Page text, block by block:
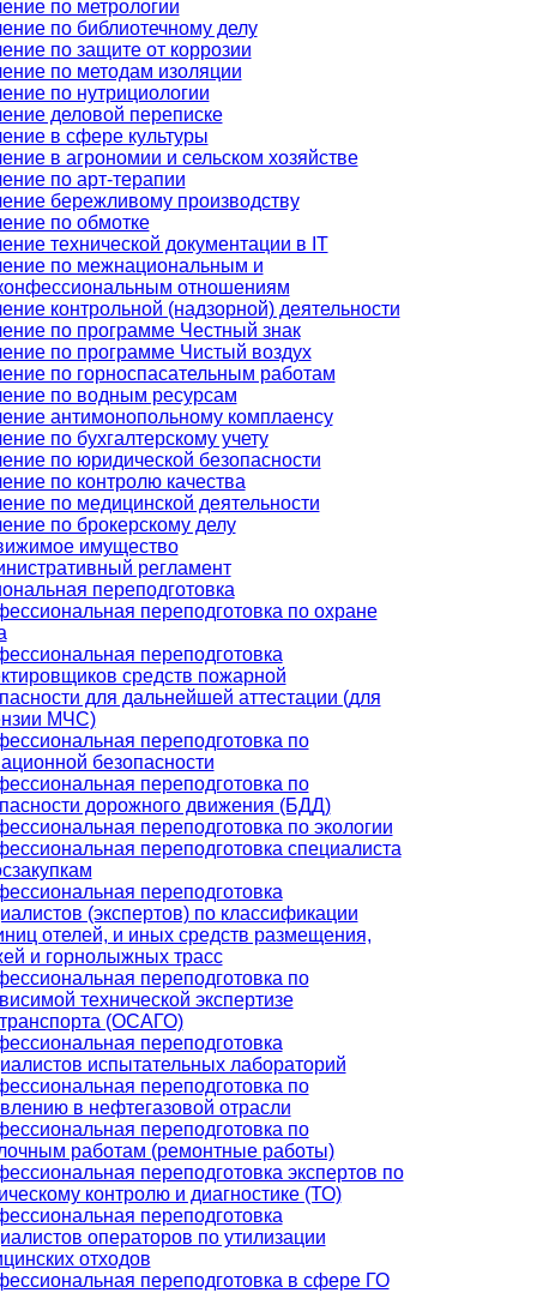
по метрологии
по библиотечному делу
по защите от коррозии
по методам изоляции
по нутрициологии
деловой переписке
в сфере культуры
в агрономии и сельском хозяйстве
по арт-терапии
бережливому производству
по обмотке
технической документации в IT
по межнациональным и
отношениям
контрольной (надзорной) деятельности
по программе Честный знак
по программе Чистый воздух
по горноспасательным работам
по водным ресурсам
антимонопольному комплаенсу
по бухгалтерскому учету
по юридической безопасности
по контролю качества
по медицинской деятельности
по брокерскому делу
имущество
регламент
переподготовка
переподготовка по охране
переподготовка
средств пожарной
для дальнейшей аттестации (для
МЧС)
переподготовка по
безопасности
переподготовка по
дорожного движения (БДД)
переподготовка по экологии
переподготовка специалиста
переподготовка
(экспертов) по классификации
отелей, и иных средств размещения,
и горнолыжных трасс
переподготовка по
технической экспертизе
(ОСАГО)
переподготовка
испытательных лабораторий
переподготовка по
в нефтегазовой отрасли
переподготовка по
работам (ремонтные работы)
переподготовка экспертов по
контролю и диагностике (ТО)
переподготовка
операторов по утилизации
отходов
переподготовка в сфере ГО